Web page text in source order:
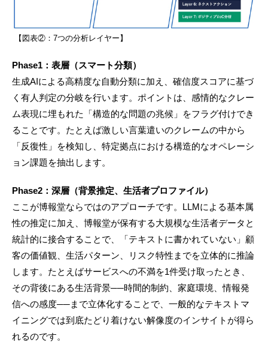
【図表②：7つの分析レイヤー】
Phase1：表層（スマート分類）
生成AIによる高精度な自動分類に加え、確信度スコアに基づ
く有人判定の分岐を行います。ポイントは、感情的なクレー
ム表現に埋もれた「構造的な問題の兆候」をフラグ付けでき
ることです。たとえば激しい言葉遣いのクレームの中から
「反復性」を検知し、特定拠点における構造的なオペレーシ
ョン課題を抽出します。
Phase2：深層（背景推定、生活者プロファイル）
ここが博報堂ならではのアプローチです。LLMによる基本属
性の推定に加え、博報堂が保有する大規模な生活者データと
統計的に接合することで、「テキストに書かれていない」顧
客の価値観、生活パターン、リスク特性までを立体的に推論
します。たとえばサービスへの不満を1件受け取ったとき、
その背後にある生活背景──時間的制約、家庭環境、情報発
信への感度──まで立体化することで、一般的なテキストマ
イニングでは到底たどり着けない解像度のインサイトが得ら
れるのです。